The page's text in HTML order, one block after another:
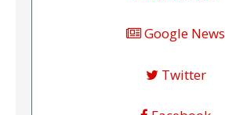
Google News
Twitter